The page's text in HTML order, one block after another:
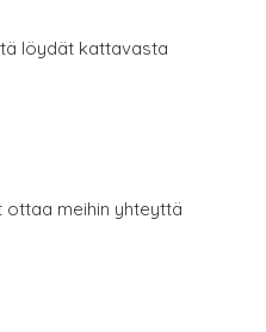
löydät kattavasta
ottaa meihin yhteyttä